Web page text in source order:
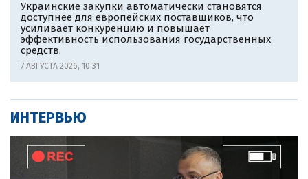
Украинские закупки автоматически становятся
доступнее для европейских поставщиков, что
усиливает конкуренцию и повышает
эффективность использования государственных
средств.
7 АВГУСТА 2026, 10:31
ИНТЕРВЬЮ